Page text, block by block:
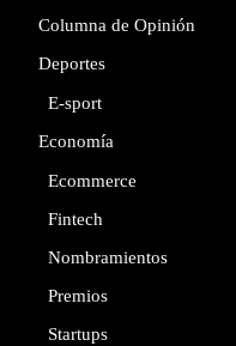
Columna de Opinión
Deportes
E-sport
Economía
Ecommerce
Fintech
Nombramientos
Premios
Startups